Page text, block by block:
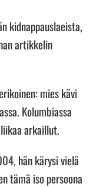
kidnappauslaeista,
artikkelin
mies kävi
Kolumbiassa
arkaillut.
hän kärysi vielä
tämä iso persoona